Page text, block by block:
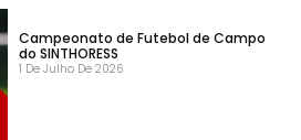
Campeonato de Futebol de Campo
do SINTHORESS
1 De Julho De 2026